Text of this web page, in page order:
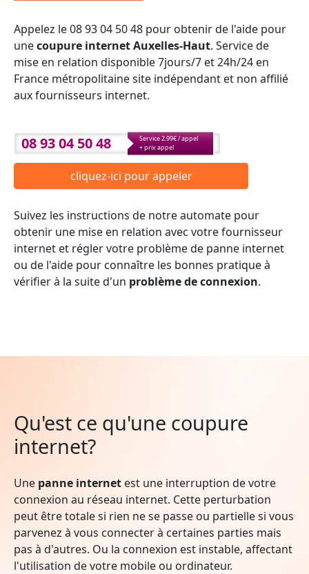
Appelez le 08 93 04 50 48 pour obtenir de l'aide pour
unecoupure internet Auxelles-Haut. Service de
mise en relation disponible 7jours/7 et 24h/24 en
France métropolitaine site indépendant et non affilié
aux fournisseurs internet.
08 93 04 50 48
Service 2.99€ / appel
+ prix appel
cliquez-ici pour appeler
Suivez les instructions de notre automate pour
obtenir une mise en relation avec votre fournisseur
internet et régler votre problème de panne internet
ou de l'aide pour connaître les bonnes pratique à
vérifier à la suite d'un problème de connexion.
Qu'est ce qu'une coupure
internet?
Une panne internet est une interruption de votre
connexion au réseau internet. Cette perturbation
peut être totale si rien ne se passe ou partielle si vous
parvenez à vous connecter à certaines parties mais
pas à d'autres. Ou la connexion est instable, affectant
l'utilisation de votre mobile ou ordinateur.